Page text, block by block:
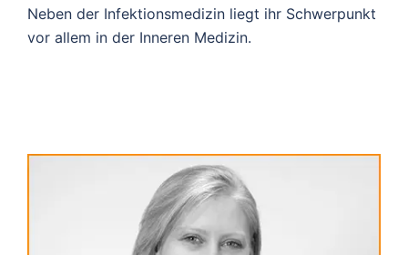
Neben der Infektionsmedizin liegt ihr Schwerpunkt
vor allem in der Inneren Medizin.